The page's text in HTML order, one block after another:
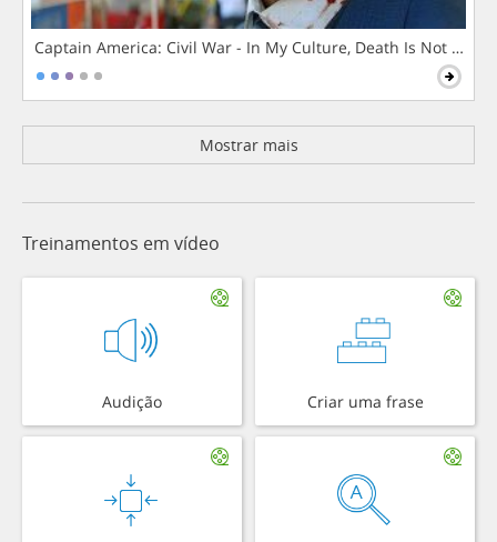
Captain America: Civil War - In My Culture, Death Is Not The
Mostrar mais
Treinamentos em vídeo
Audição Criar uma frase